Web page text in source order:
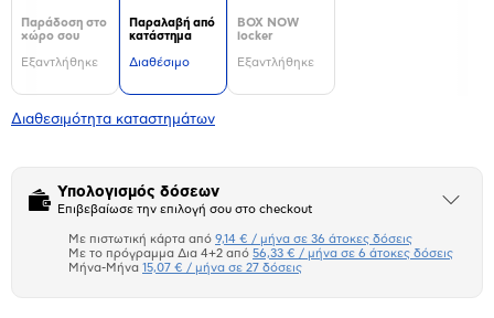
Παράδοση στο
χώρο σου
Εξαντλήθηκε
Παραλαβή από
κατάστημα
Διαθέσιμο
BOX NOW
locker
Εξαντλήθηκε
Διαθεσιμότητα καταστημάτων
Υπολογισμός δόσεων
Επιβεβαίωσε την επιλογή σου στο checkout
Άνοιξε
Πιστωτική κάρτα
Με πιστωτική κάρτα από 9,14 € / μήνα σε 36 άτοκες δόσεις
Με το πρόγραμμα Δια 4+2 από 56,33 € / μήνα σε 6 άτοκες δόσεις
Μήνα-Μήνα 15,07 € / μήνα σε 27 δόσεις